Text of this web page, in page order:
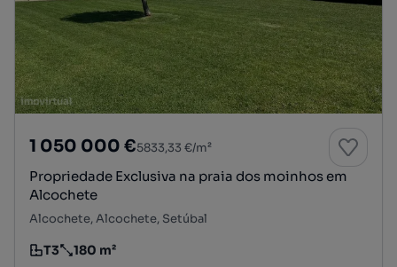
1 050 000 €5833,33 €/m²
Propriedade Exclusiva na praia dos moinhos em
Alcochete
Alcochete, Alcochete, Setúbal
Tipologia
T3
Preço por metro quadrado
180 m²